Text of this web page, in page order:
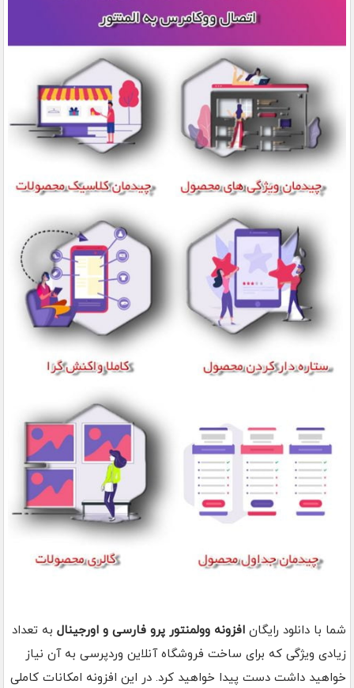
شما با دانلود رایگان افزونه وولمنتور پرو فارسی و اورجینال به تعداد
زیادی ویژگی که برای ساخت فروشگاه آنلاین وردپرسی به آن نیاز
خواهید داشت دست پیدا خواهید کرد. در این افزونه امکانات کاملی